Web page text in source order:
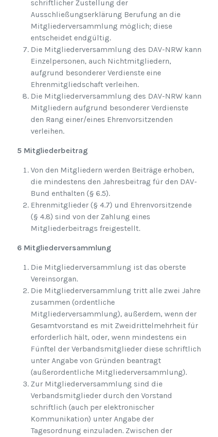
schriftlicher Zustellung der
Ausschließungserklärung Berufung an die
Mitgliederversammlung möglich; diese
entscheidet endgültig.
Die Mitgliederversammlung des DAV-NRW kann
Einzelpersonen, auch Nichtmitgliedern,
aufgrund besonderer Verdienste eine
Ehrenmitgliedschaft verleihen.
Die Mitgliederversammlung des DAV-NRW kann
Mitgliedern aufgrund besonderer Verdienste
den Rang einer/eines Ehrenvorsitzenden
verleihen.
5 Mitgliederbeitrag
Von den Mitgliedern werden Beiträge erhoben,
die mindestens den Jahresbeitrag für den DAV-
Bund enthalten (§ 6.5).
Ehrenmitglieder (§ 4.7) und Ehrenvorsitzende
(§ 4.8) sind von der Zahlung eines
Mitgliederbeitrags freigestellt.
6 Mitgliederversammlung
Die Mitgliederversammlung ist das oberste
Vereinsorgan.
Die Mitgliederversammlung tritt alle zwei Jahre
zusammen (ordentliche
Mitgliederversammlung), außerdem, wenn der
Gesamtvorstand es mit Zweidrittelmehrheit für
erforderlich hält, oder, wenn mindestens ein
Fünftel der Verbandsmitglieder diese schriftlich
unter Angabe von Gründen beantragt
(außerordentliche Mitgliederversammlung).
Zur Mitgliederversammlung sind die
Verbandsmitglieder durch den Vorstand
schriftlich (auch per elektronischer
Kommunikation) unter Angabe der
Tagesordnung einzuladen. Zwischen der